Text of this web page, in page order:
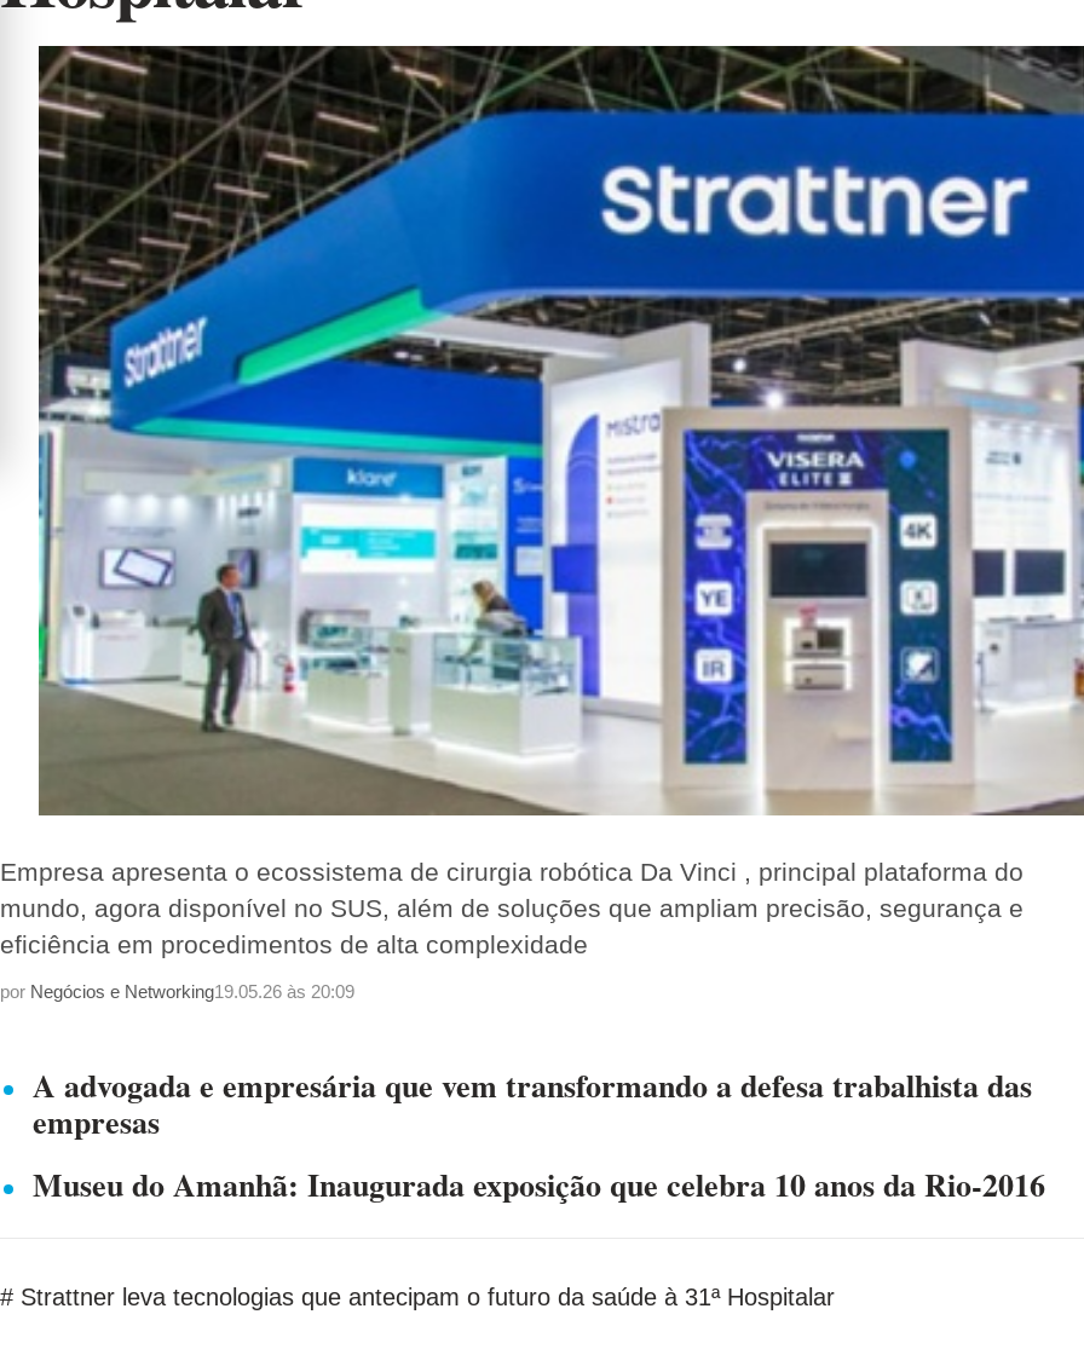
Empresa apresenta o ecossistema de cirurgia robótica Da Vinci , principal plataforma do
mundo, agora disponível no SUS, além de soluções que ampliam precisão, segurança e
eficiência em procedimentos de alta complexidade
por Negócios e Networking19.05.26 às 20:09
A advogada e empresária que vem transformando a defesa trabalhista das
empresas
Museu do Amanhã: Inaugurada exposição que celebra 10 anos da Rio-2016
# Strattner leva tecnologias que antecipam o futuro da saúde à 31ª Hospitalar